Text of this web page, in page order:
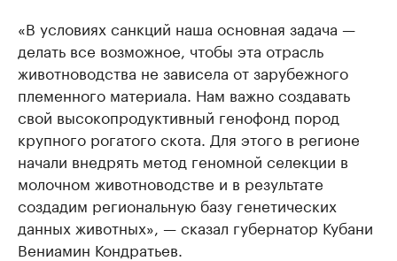
«В условиях санкций наша основная задача —
делать все возможное, чтобы эта отрасль
животноводства не зависела от зарубежного
племенного материала. Нам важно создавать
свой высокопродуктивный генофонд пород
крупного рогатого скота. Для этого в регионе
начали внедрять метод геномной селекции в
молочном животноводстве и в результате
создадим региональную базу генетических
данных животных», — сказал губернатор Кубани
Вениамин Кондратьев.